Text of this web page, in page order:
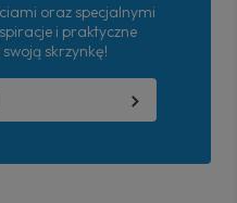
oraz specjalnymi
i praktyczne
skrzynkę!